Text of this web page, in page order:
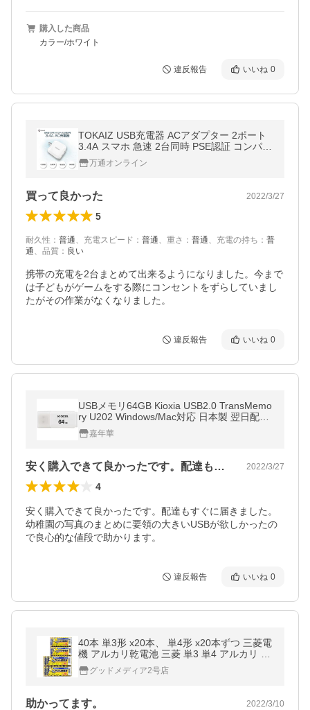
購入した商品
カラー/ホワイト
違反報告 いいね 0
TOKAIZ USB充電器 ACアダプター 2ポート
3.4A スマホ 急速 2台同時 PSE認証 コンパク
ト iPhone Android 旅行
万通オンライン
買って良かった 2022/3/27
5
耐久性 ： 普通、 充電スピード ： 普通、 重さ ： 普通、 充電の持ち ： 普
通、 品質 ： 良い
携帯の充電を2台まとめて出来るようになりました。今まで
は子どもがゲームをする際にコンセントをずらしていまし
たがその作業がなくなりました。
違反報告 いいね 0
USBメモリ64GB Kioxia USB2.0 TransMemo
ry U202 Windows/Mac対応 日本製 翌日配達
LU202W064GC4海外パッケージ 送料無料
嘉年華
安く購入できて良かったです。配達もすぐ… 2022/3/27
4
安く購入できて良かったです。配達もすぐに届きました。
幼稚園の写真のまとめに要領の大きいUSBが欲しかったの
で良心的な値段で助かります。
違反報告 いいね 0
40本 単3形 x20本、 単4形 x20本ずつ 三菱電
機 アルカリ乾電池 三菱 単3 単4 アルカリ 電
池 乾電池
グッドメディア2号店
助かってます。 2022/3/10